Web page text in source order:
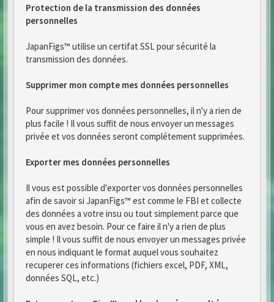
Protection de la transmission des données
personnelles
JapanFigs™ utilise un certifat SSL pour sécurité la
transmission des données.
Supprimer mon compte mes données personnelles
Pour supprimer vos données personnelles, il n'y a rien de
plus facile ! Il vous suffit de nous envoyer un messages
privée et vos données seront complétement supprimées.
Exporter mes données personnelles
Il vous est possible d'exporter vos données personnelles
afin de savoir si JapanFigs™ est comme le FBI et collecte
des données a votre insu ou tout simplement parce que
vous en avez besoin. Pour ce faire il n'y a rien de plus
simple ! Il vous suffit de nous envoyer un messages privée
en nous indiquant le format auquel vous souhaitez
recuperer ces informations (fichiers excel, PDF, XML,
données SQL, etc.)